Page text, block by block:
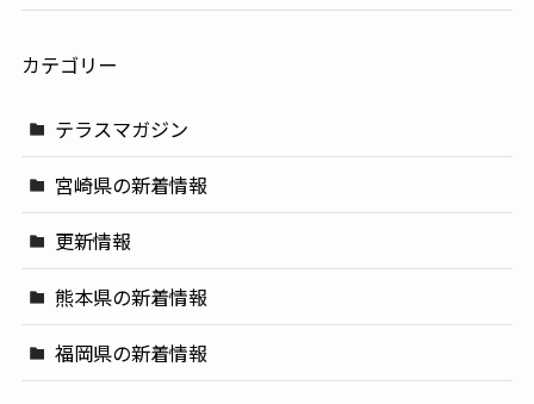
カテゴリー
テラスマガジン
宮崎県の新着情報
更新情報
熊本県の新着情報
福岡県の新着情報